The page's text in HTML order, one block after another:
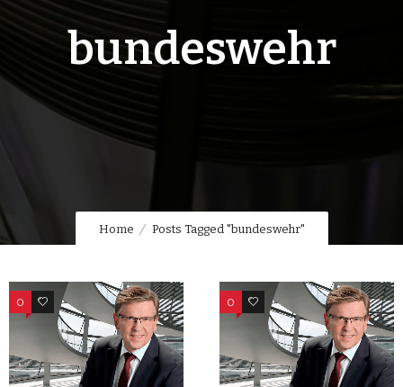
bundeswehr
Home Posts Tagged "bundeswehr"
0 0 0 0